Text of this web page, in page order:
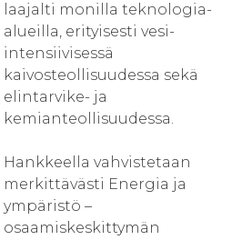
laajalti monilla teknologia-
alueilla, erityisesti vesi-
intensiivisessä
kaivosteollisuudessa sekä
elintarvike- ja
kemianteollisuudessa.
Hankkeella vahvistetaan
merkittävästi Energia ja
ympäristö –
osaamiskeskittymän